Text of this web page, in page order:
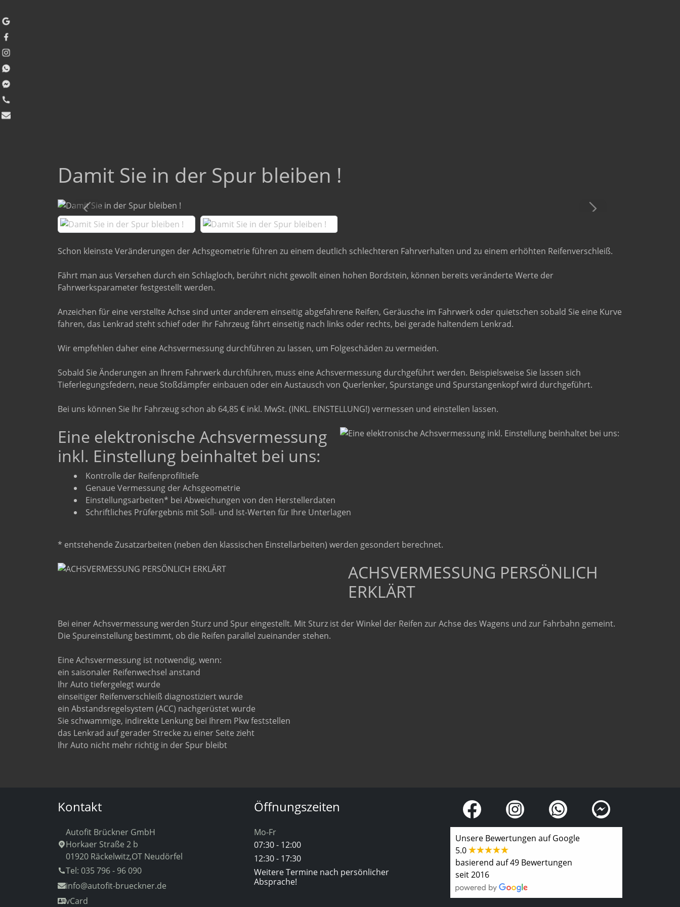
Damit Sie in der Spur bleiben !
Schon kleinste Veränderungen der Achsgeometrie führen zu einem deutlich schlechteren Fahrverhalten und zu einem erhöhten Reifenverschleiß.
Fährt man aus Versehen durch ein Schlagloch, berührt nicht gewollt einen hohen Bordstein, können bereits veränderte Werte der
Fahrwerksparameter festgestellt werden.
Anzeichen für eine verstellte Achse sind unter anderem einseitig abgefahrene Reifen, Geräusche im Fahrwerk oder quietschen sobald Sie eine Kurve
fahren, das Lenkrad steht schief oder Ihr Fahrzeug fährt einseitig nach links oder rechts, bei gerade haltendem Lenkrad.
Wir empfehlen daher eine Achsvermessung durchführen zu lassen, um Folgeschäden zu vermeiden.
Sobald Sie Änderungen an Ihrem Fahrwerk durchführen, muss eine Achsvermessung durchgeführt werden. Beispielsweise Sie lassen sich
Tieferlegungsfedern, neue Stoßdämpfer einbauen oder ein Austausch von Querlenker, Spurstange und Spurstangenkopf wird durchgeführt.
Bei uns können Sie Ihr Fahrzeug schon ab 64,85 € inkl. MwSt. (INKL. EINSTELLUNG!) vermessen und einstellen lassen.
Eine elektronische Achsvermessung
inkl. Einstellung beinhaltet bei uns:
Kontrolle der Reifenprofiltiefe
Genaue Vermessung der Achsgeometrie
Einstellungsarbeiten* bei Abweichungen von den Herstellerdaten
Schriftliches Prüfergebnis mit Soll- und Ist-Werten für Ihre Unterlagen
* entstehende Zusatzarbeiten (neben den klassischen Einstellarbeiten) werden gesondert berechnet.
ACHSVERMESSUNG PERSÖNLICH
ERKLÄRT
Bei einer Achsvermessung werden Sturz und Spur eingestellt. Mit Sturz ist der Winkel der Reifen zur Achse des Wagens und zur Fahrbahn gemeint.
Die Spureinstellung bestimmt, ob die Reifen parallel zueinander stehen.
Eine Achsvermessung ist notwendig, wenn:
ein saisonaler Reifenwechsel anstand
Ihr Auto tiefergelegt wurde
einseitiger Reifenverschleiß diagnostiziert wurde
ein Abstandsregelsystem (ACC) nachgerüstet wurde
Sie schwammige, indirekte Lenkung bei Ihrem Pkw feststellen
das Lenkrad auf gerader Strecke zu einer Seite zieht
Ihr Auto nicht mehr richtig in der Spur bleibt
Kontakt
Autofit Brückner GmbH
Horkaer Straße 2 b
01920 Räckelwitz,OT Neudörfel
Tel: 035 796 - 96 090
info@autofit-brueckner.de
vCard
Öffnungszeiten
Mo-Fr
07:30 - 12:00
12:30 - 17:30
Weitere Termine nach persönlicher
Absprache!
Unsere Bewertungen auf Google
5.0
basierend auf 49 Bewertungen
seit 2016